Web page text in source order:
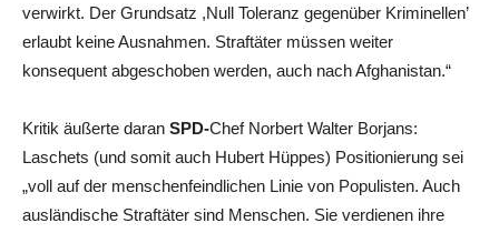
verwirkt. Der Grundsatz ,Null Toleranz gegenüber Kriminellen’
erlaubt keine Ausnahmen. Straftäter müssen weiter
konsequent abgeschoben werden, auch nach Afghanistan.“
Kritik äußerte daran SPD-Chef Norbert Walter Borjans:
Laschets (und somit auch Hubert Hüppes) Positionierung sei
„voll auf der menschenfeindlichen Linie von Populisten. Auch
ausländische Straftäter sind Menschen. Sie verdienen ihre